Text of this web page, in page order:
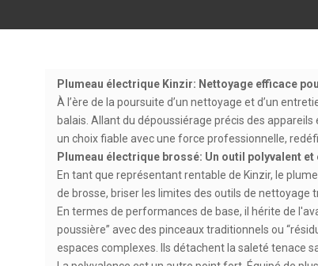
Plumeau électrique Kinzir: Nettoyage efficace
À l’ère de la poursuite d’un nettoyage et d’un
balais. Allant du dépoussiérage précis des
un choix fiable avec une force professionnelle,
Plumeau électrique brossé: Un outil polyvalent
En tant que représentant rentable de Kinzir, le
de brosse, briser les limites des outils de
En termes de performances de base, il hérite de
poussière” avec des pinceaux traditionnels ou
espaces complexes. Ils détachent la saleté tenace